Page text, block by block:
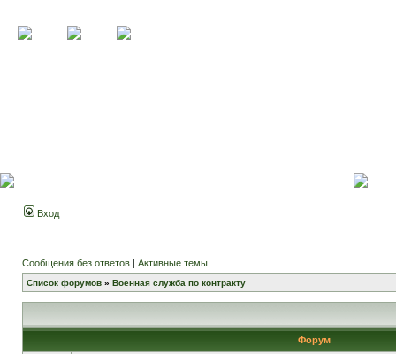
Вход
Сообщения без ответов | Активные темы
Список форумов » Военная служба по контракту
Форум